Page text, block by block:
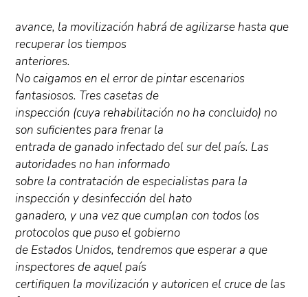
avance, la movilización habrá de agilizarse hasta que
recuperar los tiempos
anteriores.
No caigamos en el error de pintar escenarios
fantasiosos. Tres casetas de
inspección (cuya rehabilitación no ha concluido) no
son suficientes para frenar la
entrada de ganado infectado del sur del país. Las
autoridades no han informado
sobre la contratación de especialistas para la
inspección y desinfección del hato
ganadero, y una vez que cumplan con todos los
protocolos que puso el gobierno
de Estados Unidos, tendremos que esperar a que
inspectores de aquel país
certifiquen la movilización y autoricen el cruce de las